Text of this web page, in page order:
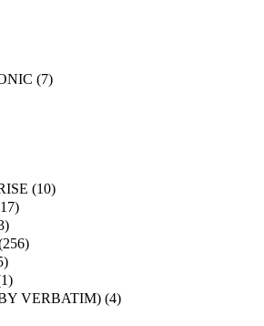
(7)
(10)
VERBATIM) (4)